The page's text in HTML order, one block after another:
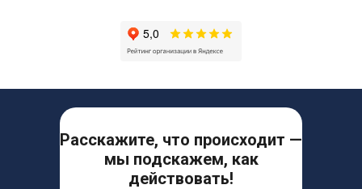
Расскажите, что происходит —
мы подскажем, как
действовать!